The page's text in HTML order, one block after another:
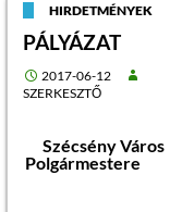
Foglalkoztatás
jellege:
Teljes munkaidő
Nógrád megye, 3170
Szécsény, Rákóczi út
HIRDETMÉNYEK
PÁLYÁZAT
2017-06-12
SZERKESZTŐ
Szécsény Város
Polgármestere